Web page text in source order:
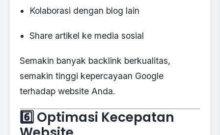
Kolaborasi dengan blog lain
Share artikel ke media sosial
Semakin banyak backlink berkualitas,
semakin tinggi kepercayaan Google
terhadap website Anda.
6️⃣ Optimasi Kecepatan